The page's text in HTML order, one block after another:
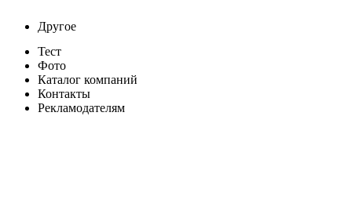
Другое
Тест
Фото
Каталог компаний
Контакты
Рекламодателям